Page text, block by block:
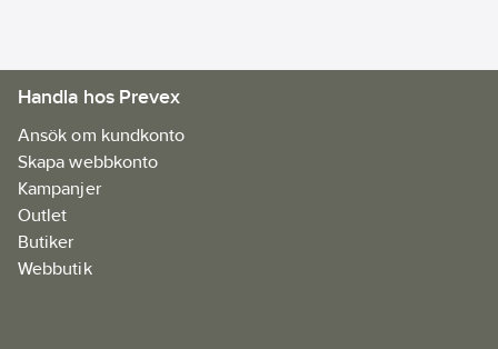
Handla hos Prevex
Ansök om kundkonto
Skapa webbkonto
Kampanjer
Outlet
Butiker
Webbutik